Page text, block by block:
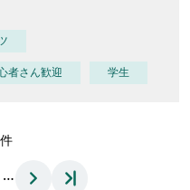
者さん歓迎 学生
…